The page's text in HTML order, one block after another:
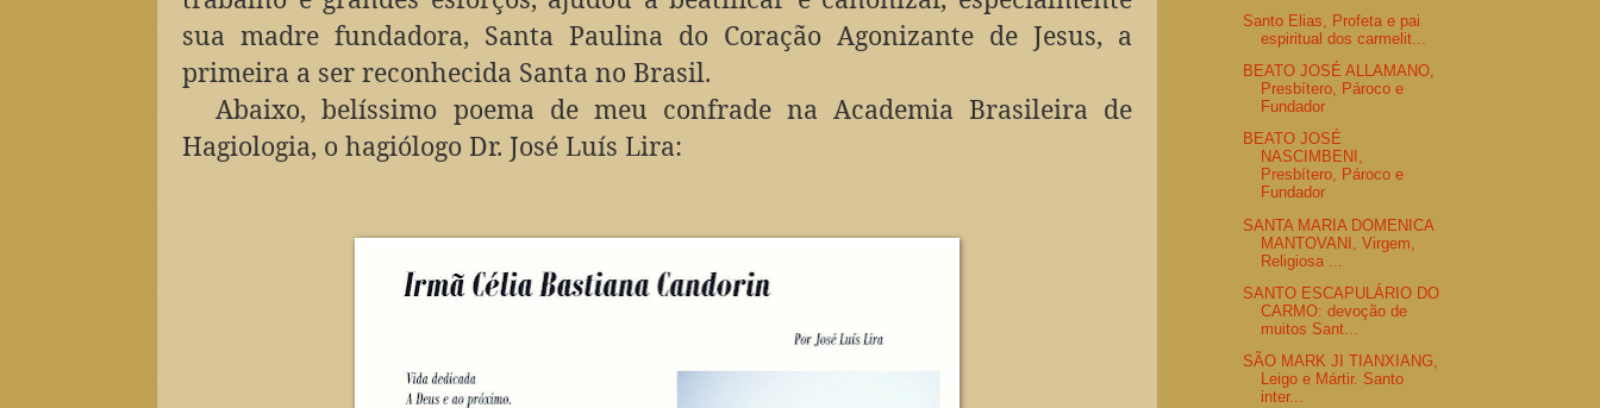
sua madre fundadora, Santa Paulina do Coração Agonizante de Jesus, a
primeira a ser reconhecida Santa no Brasil.
Abaixo, belíssimo poema de meu confrade na Academia Brasileira de
Hagiologia, o hagiólogo Dr. José Luís Lira:
Santo Elias, Profeta e pai
espiritual dos carmelit...
BEATO JOSÉ ALLAMANO,
Presbítero, Pároco e
Fundador
BEATO JOSÉ
NASCIMBENI,
Presbítero, Pároco e
Fundador
SANTA MARIA DOMENICA
MANTOVANI, Virgem,
Religiosa ...
SANTO ESCAPULÁRIO DO
CARMO: devoção de
muitos Sant...
SÃO MARK JI TIANXIANG,
Leigo e Mártir. Santo
inter...